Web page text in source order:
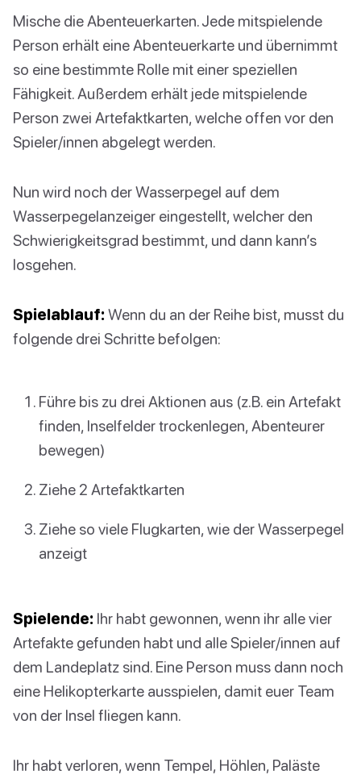
Mische die Abenteuerkarten. Jede mitspielende
Person erhält eine Abenteuerkarte und übernimmt
so eine bestimmte Rolle mit einer speziellen
Fähigkeit. Außerdem erhält jede mitspielende
Person zwei Artefaktkarten, welche offen vor den
Spieler/innen abgelegt werden.
Nun wird noch der Wasserpegel auf dem
Wasserpegelanzeiger eingestellt, welcher den
Schwierigkeitsgrad bestimmt, und dann kann’s
losgehen.
Spielablauf: Wenn du an der Reihe bist, musst du
folgende drei Schritte befolgen:
Führe bis zu drei Aktionen aus (z.B. ein Artefakt
finden, Inselfelder trockenlegen, Abenteurer
bewegen)
Ziehe 2 Artefaktkarten
Ziehe so viele Flugkarten, wie der Wasserpegel
anzeigt
Spielende: Ihr habt gewonnen, wenn ihr alle vier
Artefakte gefunden habt und alle Spieler/innen auf
dem Landeplatz sind. Eine Person muss dann noch
eine Helikopterkarte ausspielen, damit euer Team
von der Insel fliegen kann.
Ihr habt verloren, wenn Tempel, Höhlen, Paläste